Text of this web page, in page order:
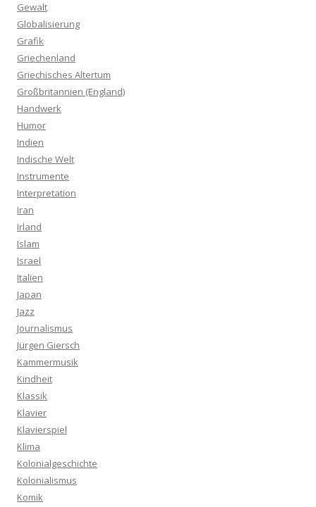
Gewalt
Globalisierung
Grafik
Griechenland
Griechisches Altertum
Großbritannien (England)
Handwerk
Humor
Indien
Indische Welt
Instrumente
Interpretation
Iran
Irland
Islam
Israel
Italien
Japan
Jazz
Journalismus
Jürgen Giersch
Kammermusik
Kindheit
Klassik
Klavier
Klavierspiel
Klima
Kolonialgeschichte
Kolonialismus
Komik